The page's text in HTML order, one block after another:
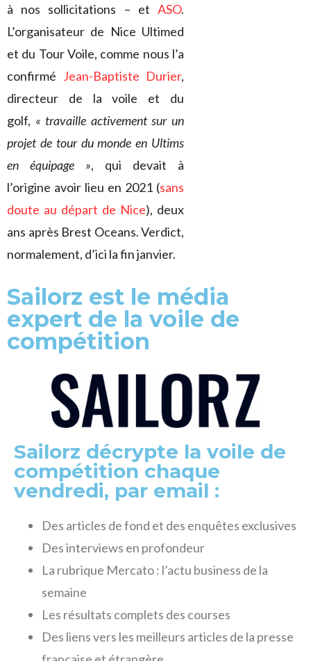
à nos sollicitations – et ASO.
L’organisateur de Nice Ultimed
et du Tour Voile, comme nous l’a
confirmé Jean-Baptiste Durier,
directeur de la voile et du
golf, « travaille activement sur un
projet de tour du monde en Ultims
en équipage », qui devait à
l’origine avoir lieu en 2021 (sans
doute au départ de Nice), deux
ans après Brest Oceans. Verdict,
normalement, d’ici la fin janvier.
Sailorz est le média
expert de la voile de
compétition
Sailorz décrypte la voile de
compétition chaque
vendredi, par email :
Des articles de fond et des enquêtes exclusives
Des interviews en profondeur
La rubrique Mercato : l’actu business de la
semaine
Les résultats complets des courses
Des liens vers les meilleurs articles de la presse